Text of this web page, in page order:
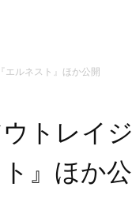
エルネスト』ほか公開
トレイジ
』ほか公